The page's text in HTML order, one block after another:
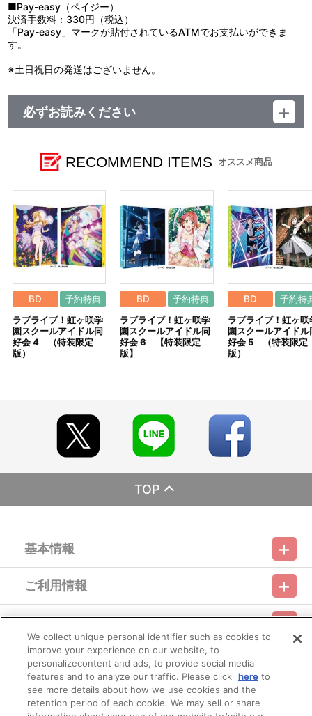
■Pay-easy（ペイジー）
決済手数料：330円（税込）
「Pay-easy」マークが貼付されているATMでお支払いができま
す。
※土日祝日の発送はございません。
必ずお読みください
■商品について
※本商品は、一般店舗でもお取り扱いがございます。
います。あらかじめご了承ください。
※法人共通特典 各巻購入特典『虹ヶ咲学園学生証 3年生メンバ
ー（全3種）』は、2021年5月19日（水）までにご注文頂きますと
必ず付与されます。
2021年5月20日（木）以降にご注文の際に、商品詳細ページに
特典『虹ヶ咲学園学生証 3年生メンバー（全3種）』の表示が無い
場合は、
特典は終了となっております。あらかじめご了承ください。
※『虹ヶ咲学園学生証 3年生メンバー』は全3種のうち、ランダ
ムで1種、特典付与となります。
■全巻購入特典について
※2021年6月1日（火）以降に、全巻特典の情報をマイページ
に反映させていただきます。
※あらかじめご案内しております通り、期日までにご希望の
特典の選択が行われなかったご注文に対しては、自動的に「歩夢セ
ット」の特典を付与させていただきます。
◎2021年6月以降のご注文について
※全巻購入特典の受付は2021年4月15日（木）を以て終了して
おりますが、特典の在庫がある場合はお付けすることができます。
バンダイナムコアーツお客様セン
①以下に記載の、バンダイナムコアーツお客様センターにお
②特典の在庫がある場合は、第1巻～第7巻までご注文いた
だき、お支払い手続きまで完了いただきます。
※すでに、途中巻までご購入いただいている場合は、不足
している巻数を含み、全巻購入することで特典を付与できる場合が
ございます。
③お支払い手続きが完了しましたら、改めてお客様センター
までご連絡をお願いいたします。
RECOMMEND ITEMS オススメ商品
BD
予約特典
ラブライブ！虹ヶ咲学
園スクールアイドル同
好会 4 （特装限定
版）
BD
予約特典
ラブライブ！虹ヶ咲学
園スクールアイドル同
好会 6 【特装限定
版】
BD
予約特
ラブライブ！虹ヶ咲
園スクールアイドル
好会 5 （特装限定
版）
TOP
基本情報
利用規約 特定商取引法に基づく表示
プライバシーオプション
ご利用情報
Do Not Sell or Share My Personal Information
会員メニュー
ログイン 会員規約 新規会員登録
その他のご案内
バンダイナムコフィルムワークス
We collect unique personal identifier such as cookies to
improve your experience on our website, to
personalizecontent and ads, to provide social media
features and to analyze our traffic. Please click hereto
see more details about how we use cookies and the
retention period of each cookie. We may sell or share